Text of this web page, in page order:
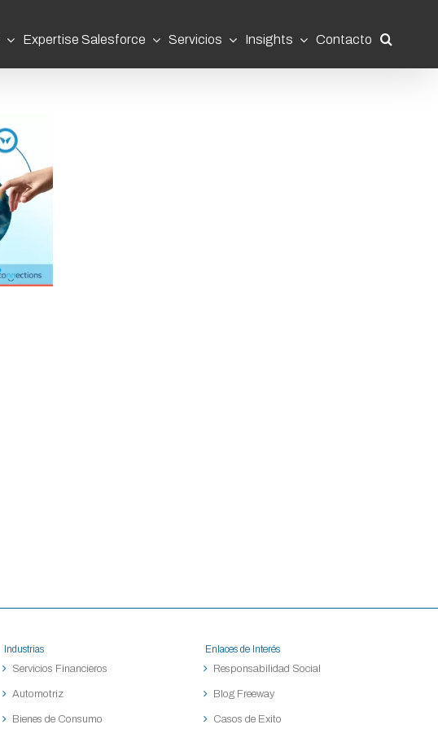
Expertise Salesforce Servicios Insights Contacto
Industrias
Servicios Financieros
Automotriz
Bienes de Consumo
Enlaces de Interés
Responsabilidad Social
Blog Freeway
Casos de Exito